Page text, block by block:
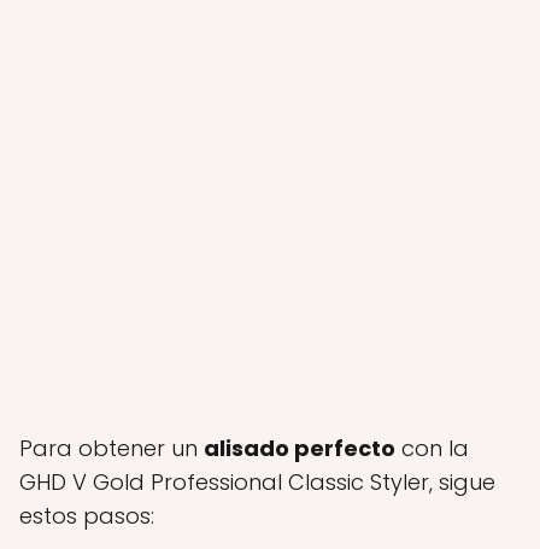
Para obtener un alisado perfecto con la
GHD V Gold Professional Classic Styler, sigue
estos pasos: